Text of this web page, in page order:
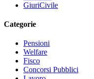
GiuriCivile
Categorie
Pensioni
Welfare
Fisco
Concorsi Pubblici